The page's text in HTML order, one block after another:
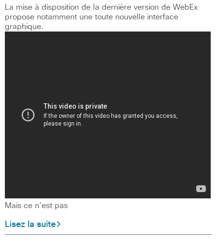
La mise à disposition de la dernière version de WebEx
propose notamment une toute nouvelle interface
graphique.
Mais ce n’est pas
Lisez la suite